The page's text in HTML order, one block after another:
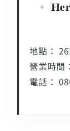
地點：
營業時間
電話：